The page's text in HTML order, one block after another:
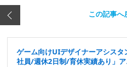
この記事へ
ゲーム向けUIデザイナーアシス
社員/週休2日制/育休実績あり」